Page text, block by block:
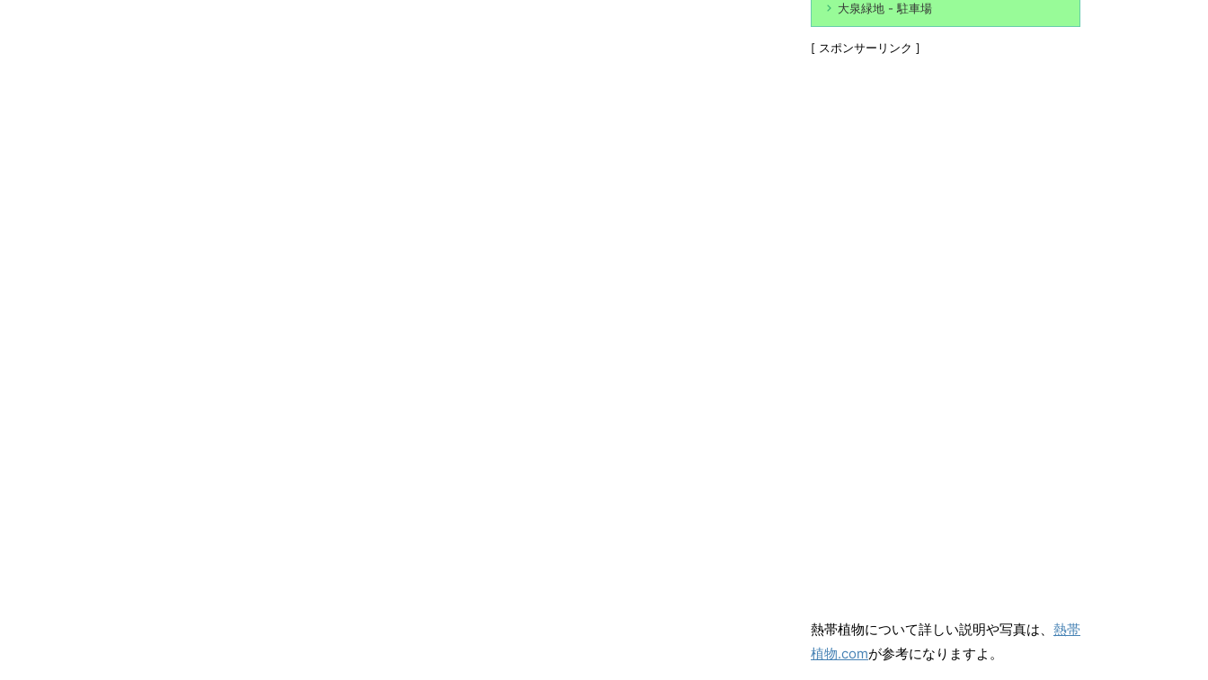
大泉緑地 - 駐車場
[ スポンサーリンク ]
熱帯植物について詳しい説明や写真は、 熱帯
植物.comが参考になりますよ。